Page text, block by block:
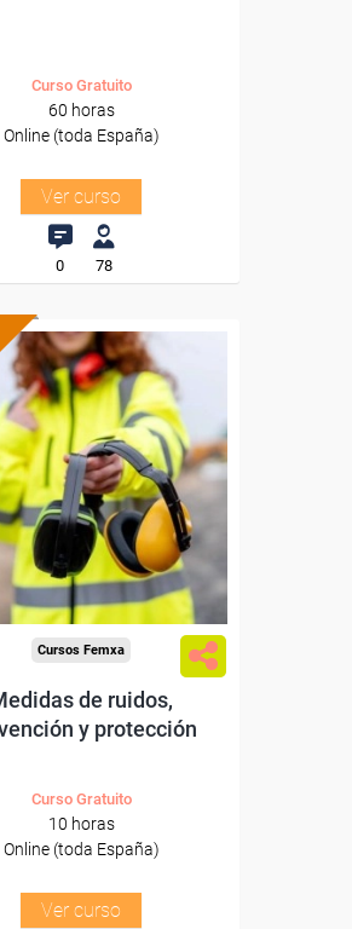
Curso Gratuito
60 horas
Online (toda España)
Ver curso
0 78
Formación 100%
subvencionada.
desempleados,
y autónomos.
Sector
e industrias
Extractivas.
Cursos Femxa
de ruidos,
y protección
Curso Gratuito
10 horas
Online (toda España)
Ver curso